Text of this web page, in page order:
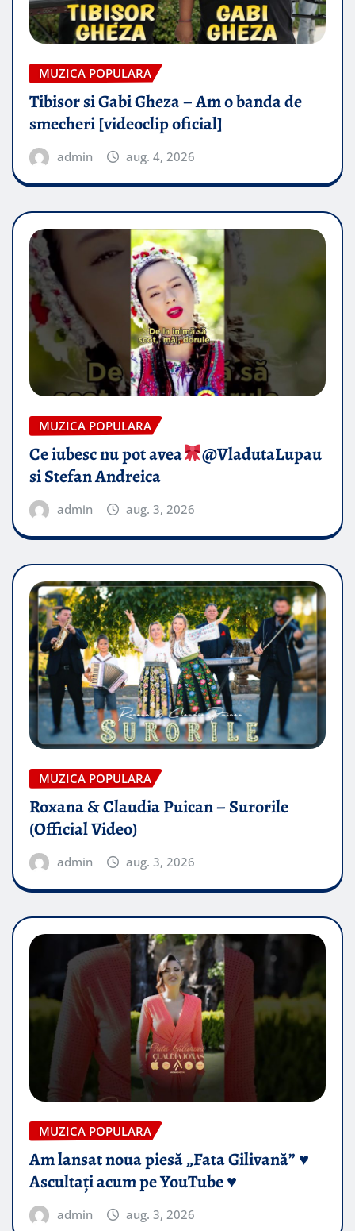
MUZICA POPULARA
Tibisor si Gabi Gheza – Am o banda de
smecheri [videoclip oficial]
admin aug. 4, 2026
MUZICA POPULARA
Ce iubesc nu pot avea
​@VladutaLupau
si Stefan Andreica
admin aug. 3, 2026
MUZICA POPULARA
Roxana & Claudia Puican – Surorile
(Official Video)
admin aug. 3, 2026
MUZICA POPULARA
Am lansat noua piesă „Fata Gilivană” ♥️
Ascultați acum pe YouTube ♥️
admin aug. 3, 2026